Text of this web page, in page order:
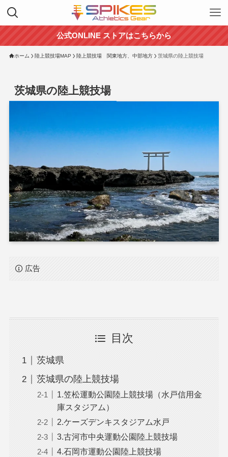
公式ONLINE ストアはこちらから
ホーム 陸上競技場MAP 陸上競技場 関東地方、中部地方 茨城県の陸上競技場
茨城県の陸上競技場
広告
目次
茨城県
茨城県の陸上競技場
1.笠松運動公園陸上競技場（水戸信用金
庫スタジアム）
2.ケーズデンキスタジアム水戸
3.古河市中央運動公園陸上競技場
4.石岡市運動公園陸上競技場